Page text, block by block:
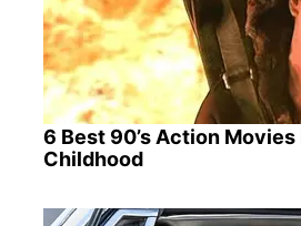
6 Best 90’s Action Movies
Childhood